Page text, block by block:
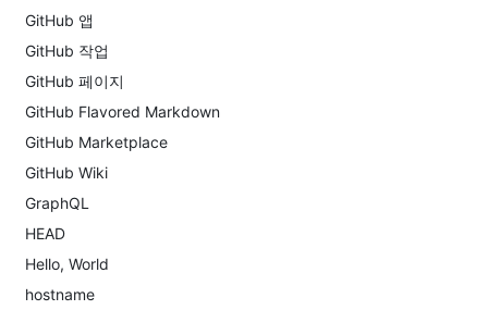
GitHub 앱
GitHub 작업
GitHub 페이지
GitHub Flavored Markdown
GitHub Marketplace
GitHub Wiki
GraphQL
HEAD
Hello, World
hostname